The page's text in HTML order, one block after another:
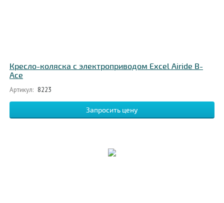
Кресло-коляска с электроприводом Excel Airide B-
Ace
Артикул: 8223
Запросить цену